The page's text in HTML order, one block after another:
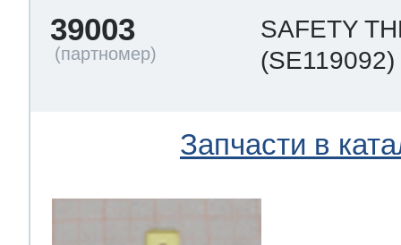
39003
SAFETY
(SE119092)
Запчасти в